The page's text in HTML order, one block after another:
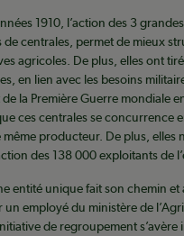
1910, l’action des 3
de centrales, permet de mieux
agricoles. De plus, elles ont
en lien avec les besoins
la Première Guerre mondiale
ces centrales se concurrence
même producteur. De plus, elles
des 138 000 exploitants de
entité unique fait son chemin
un employé du ministère de
de regroupement